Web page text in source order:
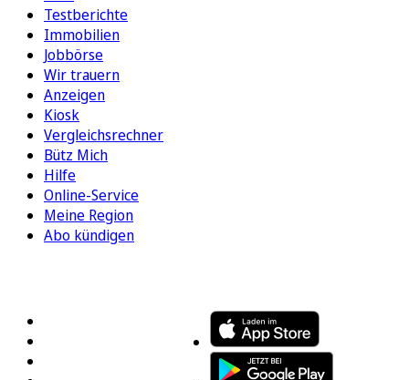
Testberichte
Immobilien
Jobbörse
Wir trauern
Anzeigen
Kiosk
Vergleichsrechner
Bütz Mich
Hilfe
Online-Service
Meine Region
Abo kündigen